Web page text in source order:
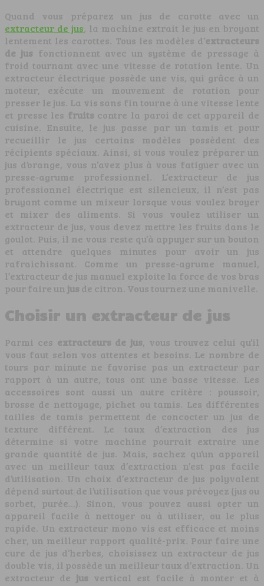
Quand vous préparez un jus de carotte avec un
extracteur de jus , la machine extrait le jus en broyant
lentement les carottes. Tous les modèles d’extracteurs
de jus fonctionnent avec un système de pressage à
froid tournant avec une vitesse de rotation lente. Un
extracteur électrique possède une vis, qui grâce à un
moteur, exécute un mouvement de rotation pour
presser le jus. La vis sans fin tourne à une vitesse lente
et presse les fruits contre la paroi de cet appareil de
cuisine. Ensuite, le jus passe par un tamis et pour
recueillir le jus certains modèles possèdent des
récipients spéciaux. Ainsi, si vous voulez préparer un
jus d’orange, vous n’avez plus à vous fatiguer avec un
presse-agrume professionnel. L’extracteur de jus
professionnel électrique est silencieux, il n’est pas
bruyant comme un mixeur lorsque vous voulez broyer
et mixer des aliments. Si vous voulez utiliser un
extracteur de jus, vous devez mettre les fruits dans le
goulot. Puis, il ne vous reste qu’à appuyer sur un bouton
et attendre quelques minutes pour avoir un jus
rafraichissant. Comme un presse-agrume manuel,
l’extracteur de jus manuel exploite la force de vos bras
pour faire un jus de citron. Vous tournez une manivelle.
Choisir un extracteur de jus
Parmi ces extracteurs de jus, vous trouvez celui qu’il
vous faut selon vos attentes et besoins. Le nombre de
tours par minute ne favorise pas un extracteur par
rapport à un autre, tous ont une basse vitesse. Les
accessoires sont aussi un autre critère : poussoir,
brosse de nettoyage, pichet ou tamis. Les différentes
tailles de tamis permettent de concocter un jus de
texture différent. Le taux d’extraction des jus
détermine si votre machine pourrait extraire une
grande quantité de jus. Mais, sachez qu’un appareil
avec un meilleur taux d’extraction n’est pas facile
d’utilisation. Un choix d’extracteur de jus polyvalent
dépend surtout de l’utilisation que vous prévoyez (jus ou
sorbet, purée…). Sinon, vous pouvez aussi opter un
appareil facile à nettoyer ou à utiliser, ou le plus
rapide. Un extracteur mono vis est efficace et moins
cher, un meilleur rapport qualité-prix. Pour faire une
cure de jus d’herbes, choisissez un extracteur de jus
double vis, il possède un meilleur taux d’extraction. Un
extracteur de jus vertical est facile à monter et à